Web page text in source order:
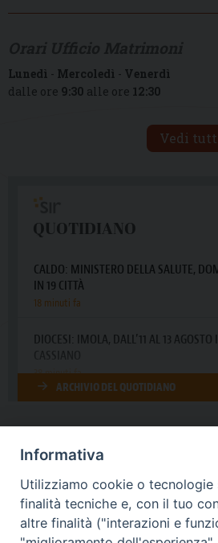
Lunedì - Mercoledì - Venerdì
dalle ore 9:30 alle ore 12:30
Vedi
DIOCESI
Contatti:Tel.: 06.93268401 -
E-mail:
Informativa
Utilizziamo cookie o tecnologie
finalità tecniche e, con il tuo
altre finalità ("interazioni e